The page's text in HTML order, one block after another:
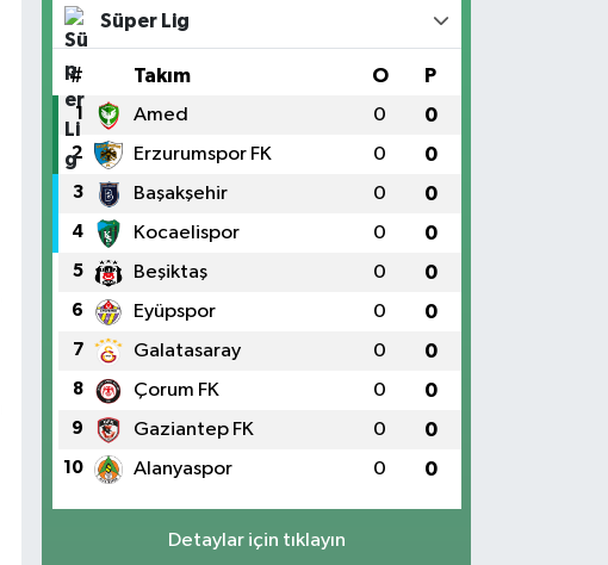
Süper Lig
# Takım O P
1 Amed 0 0
2 Erzurumspor FK 0 0
3 Başakşehir 0 0
4 Kocaelispor 0 0
5 Beşiktaş 0 0
6 Eyüpspor 0 0
7 Galatasaray 0 0
8 Çorum FK 0 0
9 Gaziantep FK 0 0
10 Alanyaspor 0 0
Detaylar için tıklayın